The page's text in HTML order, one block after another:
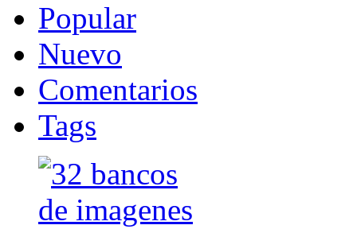
Popular
Nuevo
Comentarios
Tags